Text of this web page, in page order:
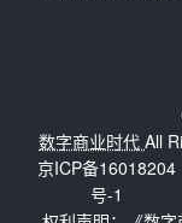
数字商业时代 All
京ICP备16018204
号-1